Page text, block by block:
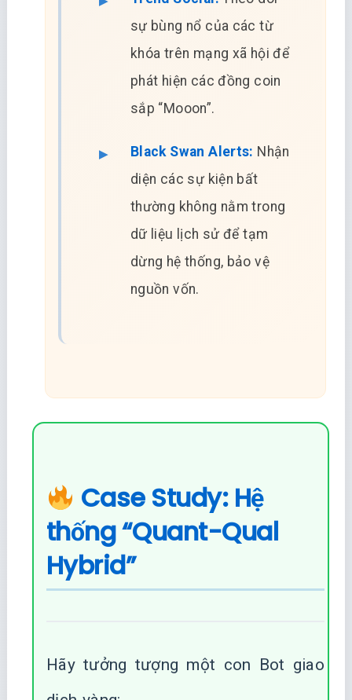
sự bùng nổ của các từ
khóa trên mạng xã hội để
phát hiện các đồng coin
sắp “Mooon”.
Black Swan Alerts: Nhận
diện các sự kiện bất
thường không nằm trong
dữ liệu lịch sử để tạm
dừng hệ thống, bảo vệ
nguồn vốn.
Case Study: Hệ
thống “Quant-Qual
Hybrid”
Hãy tưởng tượng một con Bot giao